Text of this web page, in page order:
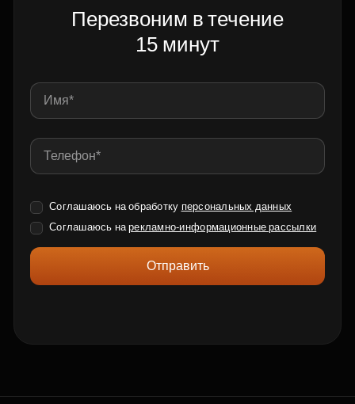
Перезвоним в течение
15 минут
Соглашаюсь на обработку персональных данных
Соглашаюсь нарекламно-информационные рассылки
Отправить